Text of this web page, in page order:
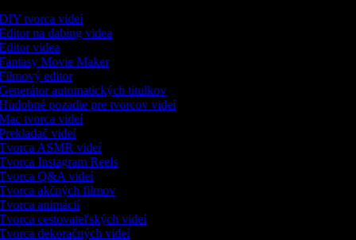
tvorca videí
na dabing videa
videa
Movie Maker
editor
automatických titulkov
pozadie pre tvorcov videí
tvorca videí
videí
ASMR videí
Instagram Reels
Q&A videí
akčných filmov
animácií
cestovateľských videí
dekoračných videí